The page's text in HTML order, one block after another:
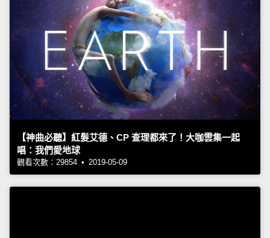
【神曲必聽】紅髮艾德、CP 查理都來了！大咖雲集一起
唱：我們愛地球
觀看次數：29854 • 2019-05-09